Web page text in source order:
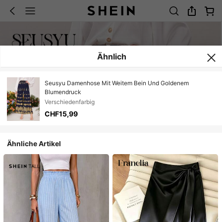
Ähnlich
Seusyu Damenhose Mit Weitem Bein Und Goldenem
Blumendruck
Verschiedenfarbig
CHF15,99
Ähnliche Artikel